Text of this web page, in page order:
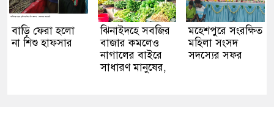
বাড়ি ফেরা হলো
না শিশু হাফসার
ঝিনাইদহে সবজির
বাজার কমলেও
নাগালের বাইরে
সাধারণ মানুষের,
মহেশপুরে সংরক্ষিত
মহিলা সংসদ
সদস্যের সফর